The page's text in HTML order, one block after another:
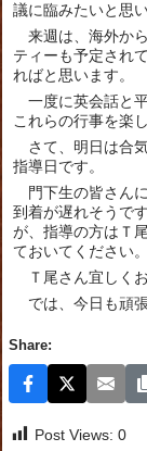
議に臨みたいと思
来週は、海外か
ティーも予定され
ればと思います。
一度に英会話と
これらの行事を楽
さて、明日は合
指導日です。
門下生の皆さん
到着が遅れそうで
が、指導の方はＴ
ておいてください。
Ｔ尾さん宜しく
では、今日も頑
Share:
Post Views: 0